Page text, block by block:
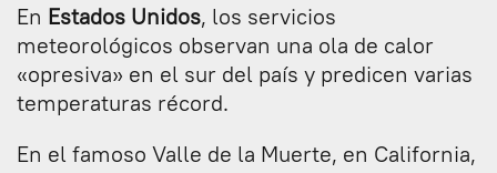
En Estados Unidos, los servicios
meteorológicos observan una ola de calor
«opresiva» en el sur del país y predicen varias
temperaturas récord.
En el famoso Valle de la Muerte, en California,